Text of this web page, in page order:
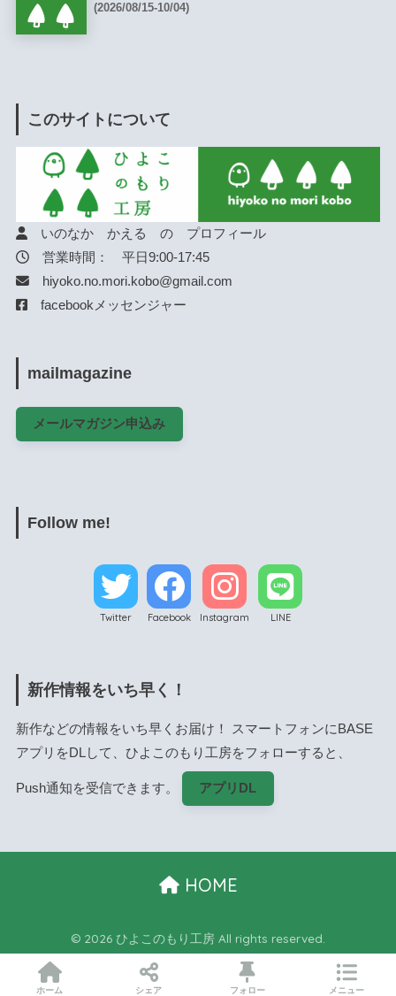
(2026/08/15-10/04)
このサイトについて
いのなか かえる の プロフィール
営業時間： 平日9:00-17:45
hiyoko.no.mori.kobo@gmail.com
facebookメッセンジャー
mailmagazine
メールマガジン申込み
Follow me!
Twitter Facebook Instagram LINE
新作情報をいち早く！
新作などの情報をいち早くお届け！ スマートフォンにBASE
アプリをDLして、ひよこのもり工房をフォローすると、
Push通知を受信できます。 アプリDL
HOME
© 2026 ひよこのもり工房 All rights reserved.
ホーム シェア フォロー メニュー